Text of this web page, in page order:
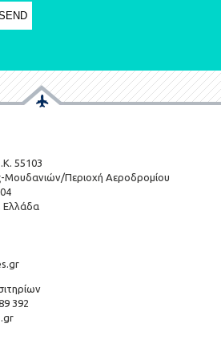
55103
Μουδανιών/Περιοχή Αεροδρομίου
Ελλάδα
392